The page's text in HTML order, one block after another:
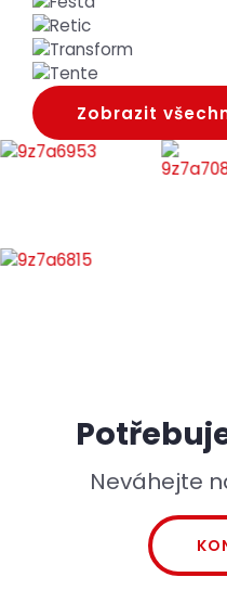
Zobrazit
Neváhejte